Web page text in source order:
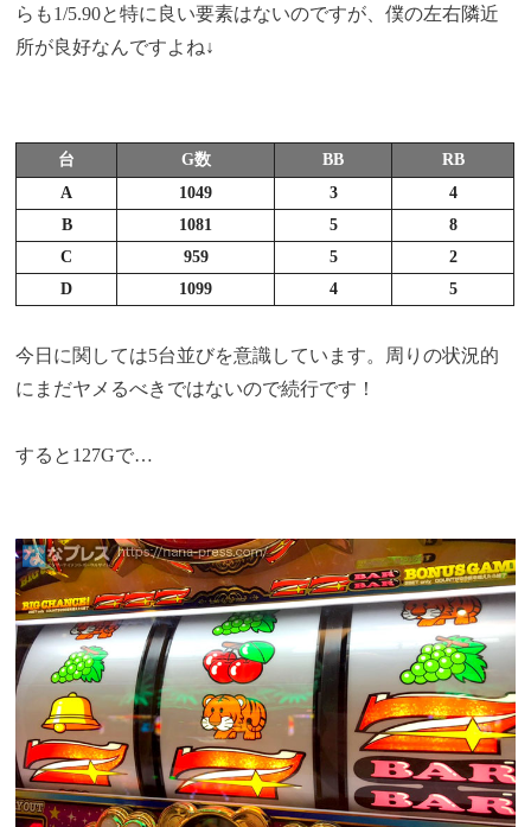
らも1/5.90と特に良い要素はないのですが、僕の左右隣近
所が良好なんですよね↓
台 G数 BB
RB
A
1049 3
4
B
1081 5
8
C
959 5
2
D
1099 4 5
今日に関しては5台並びを意識しています。周りの状況的
にまだヤメるべきではないので続行です！
すると127Gで…